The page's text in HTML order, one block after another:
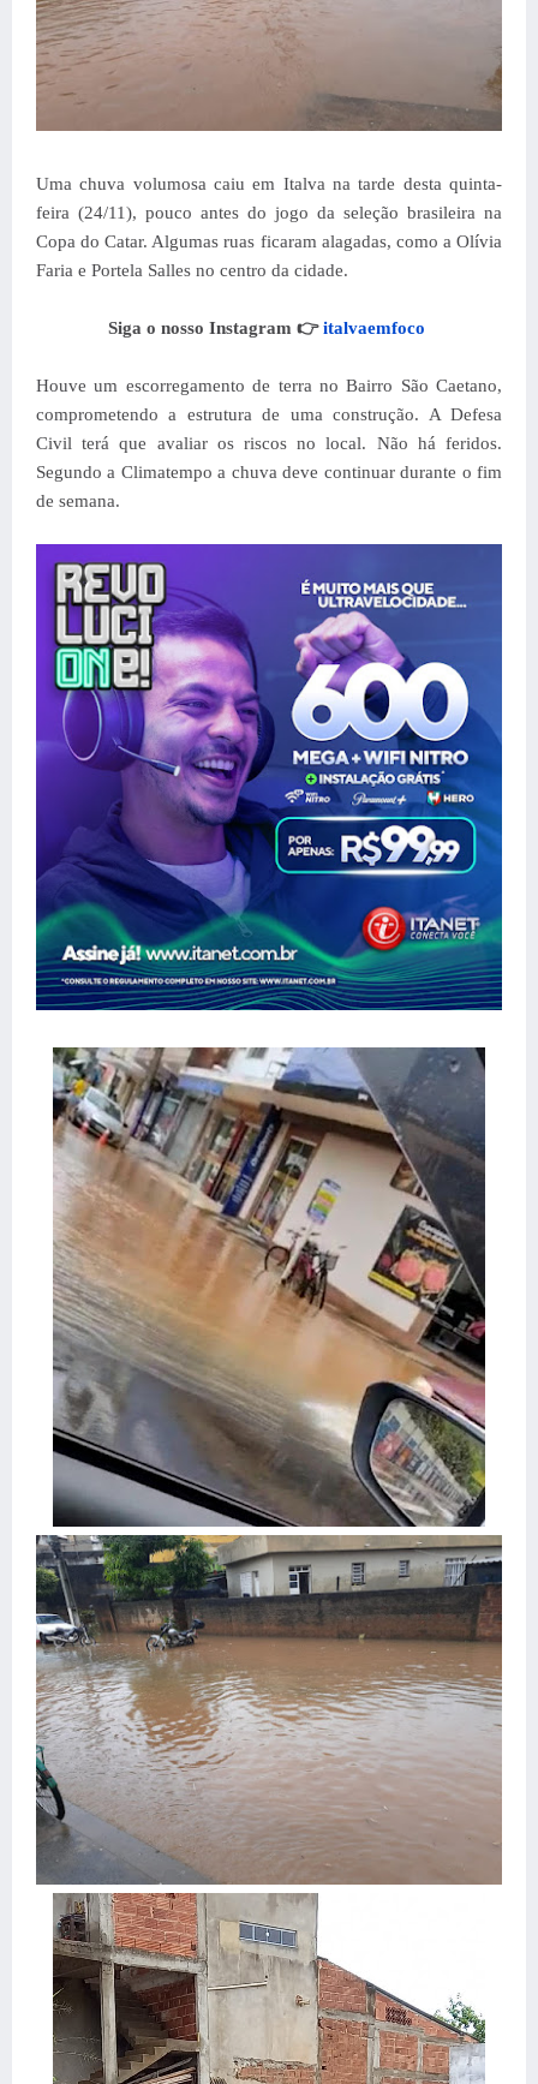
Uma chuva volumosa caiu em Italva na tarde desta quinta-
feira (24/11), pouco antes do jogo da seleção brasileira na
Copa do Catar. Algumas ruas ficaram alagadas, como a Olívia
Faria e Portela Salles no centro da cidade.
Siga o nosso Instagram 👉italvaemfoco
Houve um escorregamento de terra no Bairro São Caetano,
comprometendo a estrutura de uma construção. A Defesa
Civil terá que avaliar os riscos no local. Não há feridos.
Segundo a Climatempo a chuva deve continuar durante o fim
de semana.